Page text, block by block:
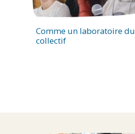
Comme un laboratoire du
collectif